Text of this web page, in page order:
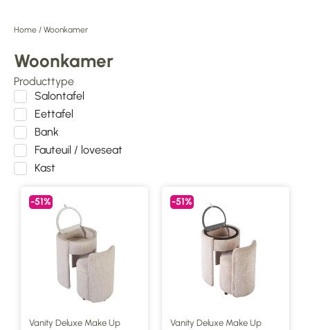
Home / Woonkamer
Woonkamer
Producttype
Salontafel
Eettafel
Bank
Fauteuil / loveseat
Kast
-51%
Vanity Deluxe Make Up
-51%
Vanity Deluxe Make Up